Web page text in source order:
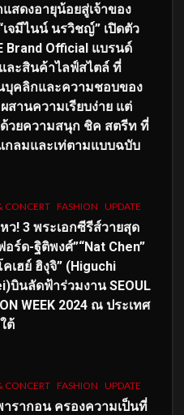
สดงอายุน้อยสู่เจ้าของ
เจมีไนน์ นรวิชญ์” เปิดตัว
Brand Official แบรนด์
ละสินค้าไลฟ์สไตล์ ที่
บุคลิกและความชอบของ
ผสานความเรียบง่าย แต่
ด้วยความสนุก ชิค สตรีท ที่
กลมและเท่ตามแบบฉบับ
CONCERT FASHION UPDATE
ว! 3 พระเอกซีรีส์วายสุด
อร์ด-ฐิติพงศ์”“Nat Chen”
คเฮย์ ฮิงุจิ” (Higuchi
บินลัดฟ้าร่วมงาน SEOUL
WEEK 2024 ณ ประเทศ
ต้
CONCERT FASHION UPDATE
ารากอน ครองความเป็นที่